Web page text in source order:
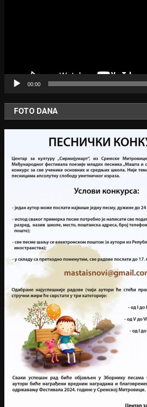
00:00
FOTO DANA